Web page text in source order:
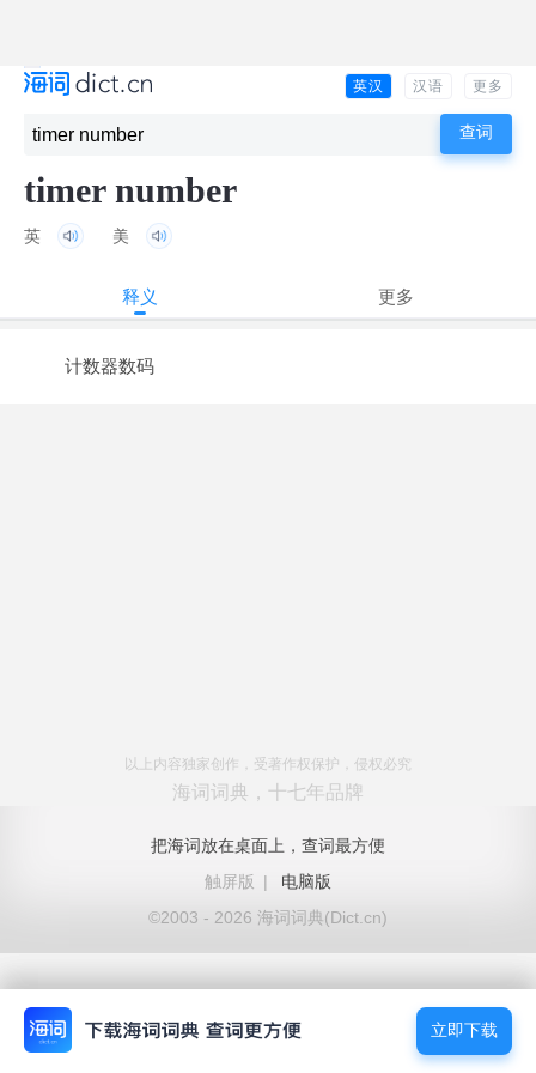
英汉 汉语 更多
timer number
英 美
释义 更多
计数器数码
以上内容独家创作，受著作权保护，侵权必究
海词词典，十七年品牌
把海词放在桌面上，查词最方便
触屏版
|
电脑版
©2003 - 2026 海词词典(Dict.cn)
立即下载
立即下载